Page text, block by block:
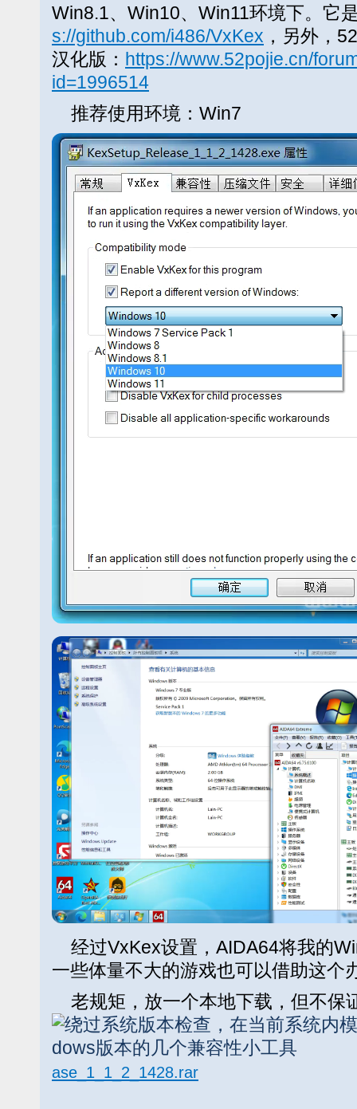
Win8.1、Win10、Win11环境下。它
s://github.com/i486/VxKex ，另外，
汉化版： https://www.52pojie.cn/
id=1996514
推荐使用环境：Win7
经过VxKex设置，AIDA64将我的
一些体量不大的游戏也可以借助这个
老规矩，放一个本地下载，但不保
ase_1_1_2_1428.rar